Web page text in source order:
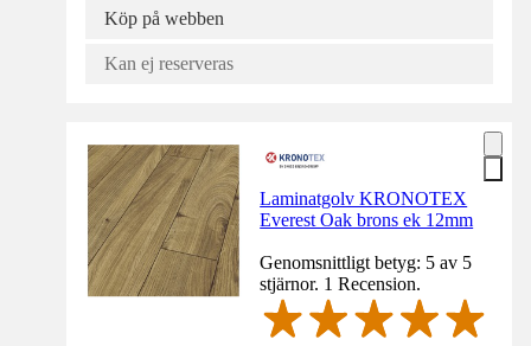
Köp på webben
Kan ej reserveras
Laminatgolv KRONOTEX
Everest Oak brons ek 12mm
Genomsnittligt betyg: 5 av 5
stjärnor. 1 Recension.